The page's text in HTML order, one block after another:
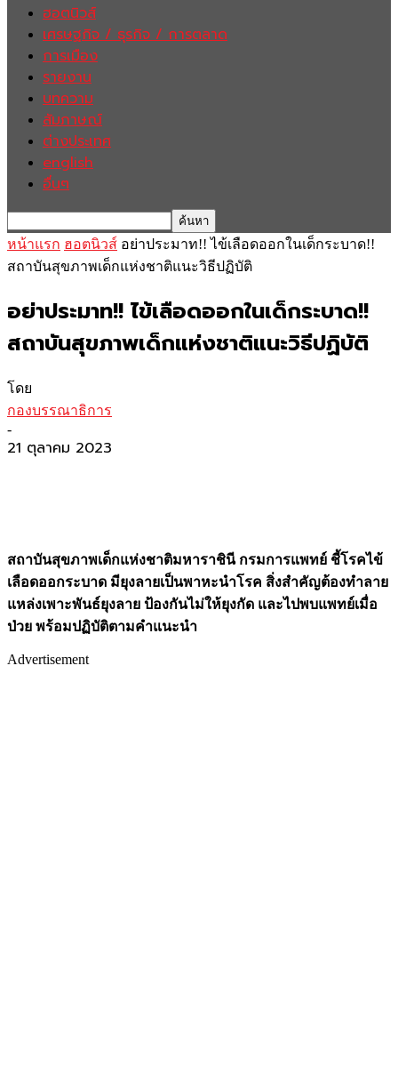
ฮอตนิวส์
เศรษฐกิจ / ธุรกิจ / การตลาด
การเมือง
รายงาน
บทความ
สัมภาษณ์
ต่างประเทศ
english
อื่นๆ
หน้าแรก ฮอตนิวส์ อย่าประมาท!! ไข้เลือดออกในเด็กระบาด!!
สถาบันสุขภาพเด็กแห่งชาติแนะวิธีปฏิบัติ
อย่าประมาท!! ไข้เลือดออกในเด็กระบาด!!
สถาบันสุขภาพเด็กแห่งชาติแนะวิธีปฏิบัติ
โดย
กองบรรณาธิการ
-
21 ตุลาคม 2023
สถาบันสุขภาพเด็กแห่งชาติมหาราชินี กรมการแพทย์ ชี้โรคไข้
เลือดออกระบาด มียุงลายเป็นพาหะนำโรค สิ่งสำคัญต้องทำลาย
แหล่งเพาะพันธ์ยุงลาย ป้องกันไม่ให้ยุงกัด และไปพบแพทย์เมื่อ
ป่วย พร้อมปฏิบัติตามคำแนะนำ
Advertisement